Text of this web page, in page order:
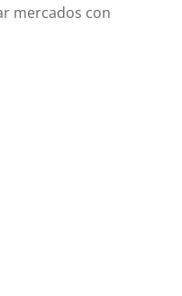
mercados con